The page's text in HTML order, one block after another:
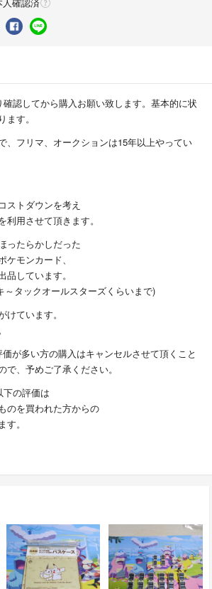
認してから購入お願い致します。基本的に状
す。
、フリマ、オークションは15年以上やってい
ストダウンを考え
利用させて頂きます。
ったらかしだった
モンカード、
しています。
～タックオールスターズくらいまで)
ています。
が多い方の購入はキャンセルさせて頂くこと
、予めご了承ください。
の評価は
のを買われた方からの
。